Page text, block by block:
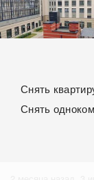
Снять
Снять